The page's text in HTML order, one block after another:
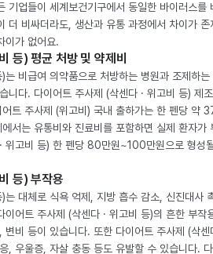
기업들이 세계보건기구에서 동일한 바이러스를
더 비싸더라도, 생산과 유통 과정에서 차이가 존
이가 없어요.
등) 평균 처방 및 약제비
는 비급여 의약품으로 처방하는 병원과 조제하는
니다. 다이어트 주사제 (삭센다 · 위고비 등) 제
트 주사제 (위고비) 국내 출하가는 한 펜당 약
서는 유통비와 진료비를 포함하면 실제 환자가
위고비 등) 한 펜당 80만원~100만원으로 형성
등) 부작용
는 대체로 식욕 억제, 지방 흡수 감소, 신진대사
어트 주사제 (삭센다 · 위고비 등)의 흔한 부작
비 등이 있습니다. 또한 다이어트 주사제 (삭센
, 우울증, 자살 충동 등도 유발할 수 있습니다.